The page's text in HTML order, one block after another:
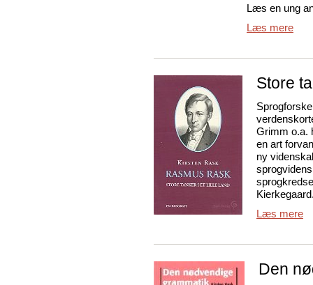
Læs en ung
Læs mere
Store
Grimm o.a.
en art
ny
Læs mere
Den